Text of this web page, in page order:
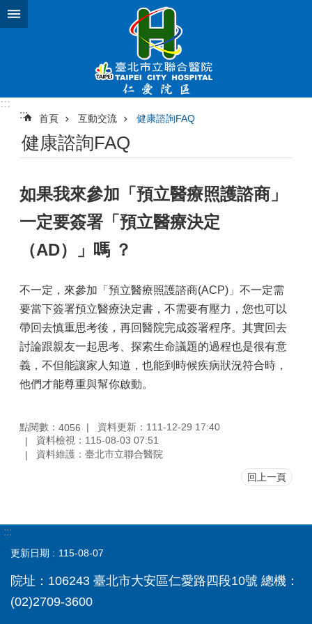
跳到主要內容區塊
:::
:::
首頁 互動交流 健康諮詢FAQ
健康諮詢FAQ
如果我來參加「預立醫療照護諮商」
一定要簽署「預立醫療決定
（AD）」嗎 ？
不一定，來參加「預立醫療照護諮商(ACP)」不一定需
要當下簽署預立醫療決定書，不需要有壓力，您也可以
帶回去慎重思考後，再回醫院完成簽署程序。其實回去
討論跟親友一起思考、探索生命議題的過程也是很有意
義，不但能讓家人知道，也能到時候疾病狀況符合時，
他們才能尊重與幫你啟動。
點閱數： 4056
資料更新：111-12-29 17:40
資料檢視：115-08-03 07:51
資料維護：臺北市立聯合醫院
回上一頁
:::
更新日期 115-08-07
院址：106243 臺北市大安區仁愛路四段10號 總機：
(02)2709-3600